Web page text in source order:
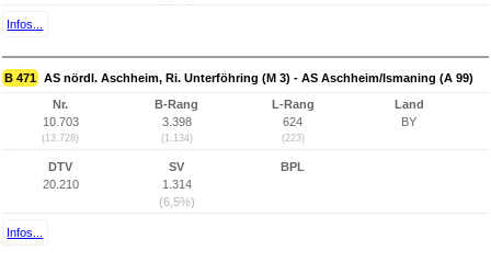
Infos...
B 471 AS nördl. Aschheim, Ri. Unterföhring (M 3) - AS Aschheim/Ismaning (A 99)
Nr.
10.703
(13.728)
B-Rang
3.398
(1.134)
L-Rang
624
(223)
Land
BY
DTV
20.210
SV
1.314
(6,5%)
BPL
Infos...